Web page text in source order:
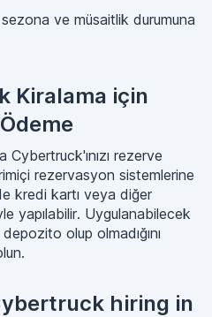
ve müsaitlik durumuna
Kiralama için
rezerve
rezervasyon sistemlerine
kredi kartı veya diğer
yapılabilir. Uygulanabilecek
olup olmadığını
hiring in